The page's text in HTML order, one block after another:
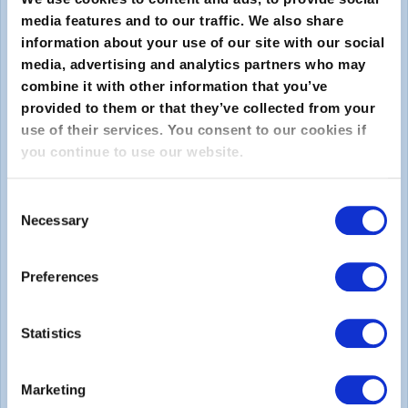
media features and to our traffic. We also share
information about your use of our site with our social
media, advertising and analytics partners who may
combine it with other information that you’ve
provided to them or that they’ve collected from your
use of their services. You consent to our cookies if
you continue to use our website.
Selection
Necessary
Preferences
Statistics
Marketing
Enviar
Sobre
Declaração de Privacidade